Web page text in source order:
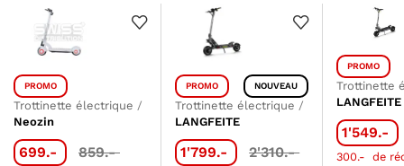
PROMO
Trottinette électrique /
Neozin
699.- 859.-
PROMO NOUVEAU
Trottinette électrique /
LANGFEITE
1'799.- 2'310.-
PROMO
Trottinette
LANGFEITE
1'549.-
300.- de